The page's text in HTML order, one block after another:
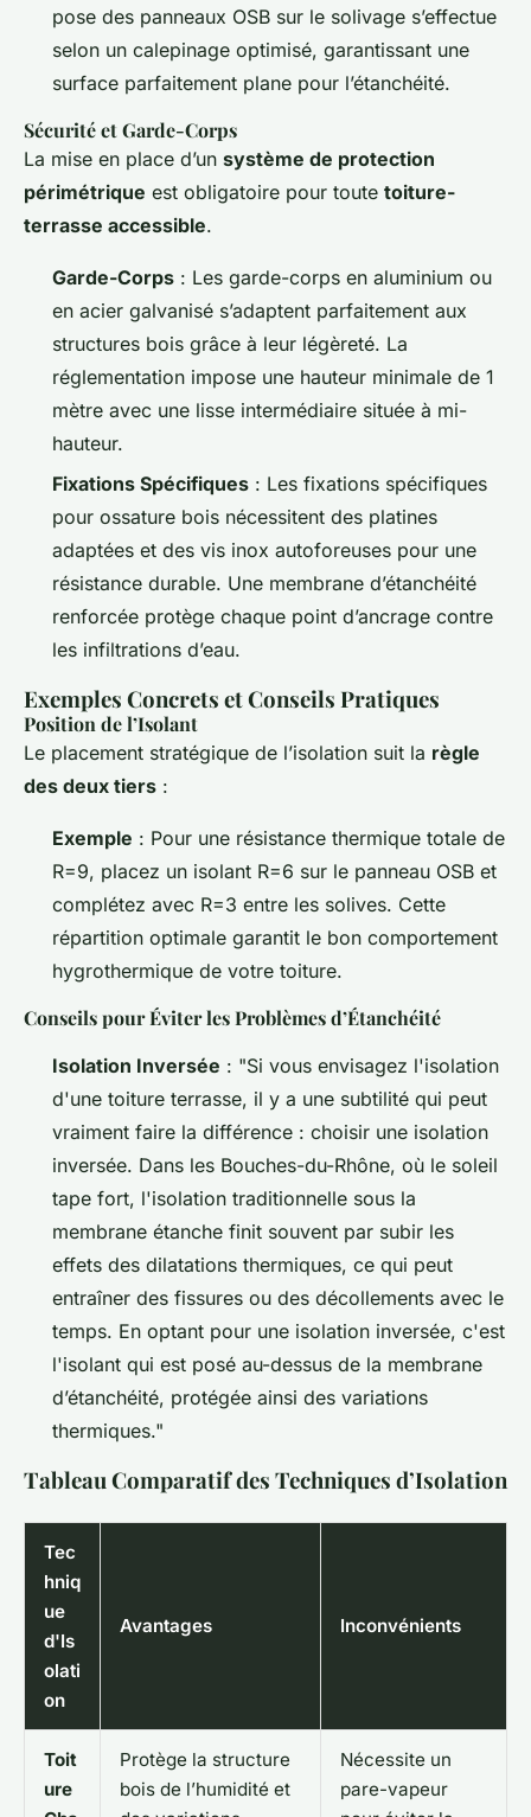
pose des panneaux OSB sur le solivage s’effectue
selon un calepinage optimisé, garantissant une
surface parfaitement plane pour l’étanchéité.
Sécurité et Garde-Corps
La mise en place d’un système de protection
périmétrique est obligatoire pour toute toiture-
terrasse accessible.
Garde-Corps : Les garde-corps en aluminium ou
en acier galvanisé s’adaptent parfaitement aux
structures bois grâce à leur légèreté. La
réglementation impose une hauteur minimale de 1
mètre avec une lisse intermédiaire située à mi-
hauteur.
Fixations Spécifiques : Les fixations spécifiques
pour ossature bois nécessitent des platines
adaptées et des vis inox autoforeuses pour une
résistance durable. Une membrane d’étanchéité
renforcée protège chaque point d’ancrage contre
les infiltrations d’eau.
Exemples Concrets et Conseils Pratiques
Position de l’Isolant
Le placement stratégique de l’isolation suit la règle
des deux tiers :
Exemple : Pour une résistance thermique totale de
R=9, placez un isolant R=6 sur le panneau OSB et
complétez avec R=3 entre les solives. Cette
répartition optimale garantit le bon comportement
hygrothermique de votre toiture.
Conseils pour Éviter les Problèmes d’Étanchéité
Isolation Inversée : "Si vous envisagez l'isolation
d'une toiture terrasse, il y a une subtilité qui peut
vraiment faire la différence : choisir une isolation
inversée. Dans les Bouches-du-Rhône, où le soleil
tape fort, l'isolation traditionnelle sous la
membrane étanche finit souvent par subir les
effets des dilatations thermiques, ce qui peut
entraîner des fissures ou des décollements avec le
temps. En optant pour une isolation inversée, c'est
l'isolant qui est posé au-dessus de la membrane
d’étanchéité, protégée ainsi des variations
thermiques."
Tableau Comparatif des Techniques d’Isolation
Tec
hniq
ue
d'Is
olati
on
Avantages Inconvénients
Toit
ure
Protège la structure
bois de l’humidité et
Nécessite un
pare-vapeur